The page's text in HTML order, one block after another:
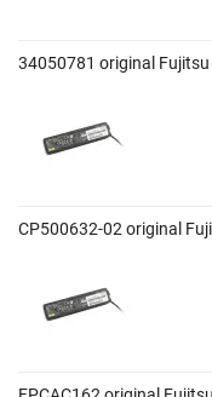
34050781 original
CP500632-02 original